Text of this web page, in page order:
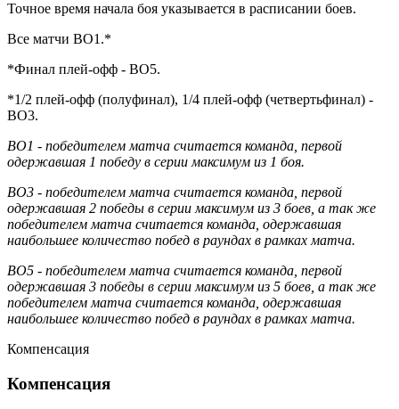
Точное время начала боя указывается в расписании боев.
Все матчи BO1.*
*Финал плей-офф - BO5.
*1/2 плей-офф (полуфинал), 1/4 плей-офф (четвертьфинал) -
BO3.
BO1 - победителем матча считается команда, первой
одержавшая 1 победу в серии максимум из 1 боя.
BO3 - победителем матча считается команда, первой
одержавшая 2 победы в серии максимум из 3 боев, а так же
победителем матча считается команда, одержавшая
наибольшее количество побед в раундах в рамках матча.
BO5 - победителем матча считается команда, первой
одержавшая 3 победы в серии максимум из 5 боев, а так же
победителем матча считается команда, одержавшая
наибольшее количество побед в раундах в рамках матча.
Компенсация
Компенсация